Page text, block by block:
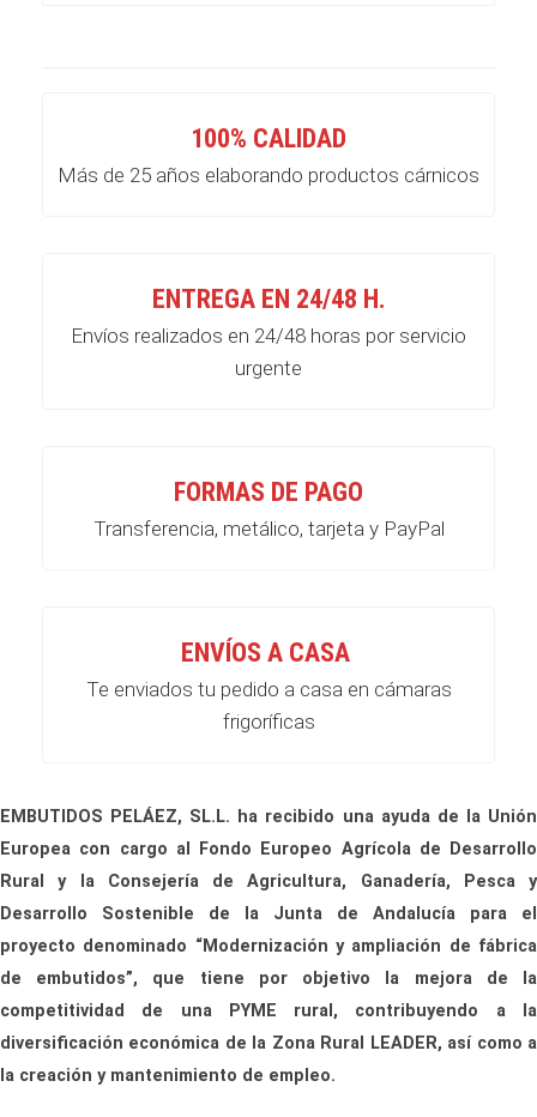
100% CALIDAD
Más de 25 años elaborando productos cárnicos
ENTREGA EN 24/48 H.
Envíos realizados en 24/48 horas por servicio
urgente
FORMAS DE PAGO
Transferencia, metálico, tarjeta y PayPal
ENVÍOS A CASA
Te enviados tu pedido a casa en cámaras
frigoríficas
EMBUTIDOS PELÁEZ, SL.L. ha recibido una ayuda de la Unión
Europea con cargo al Fondo Europeo Agrícola de Desarrollo
Rural y la Consejería de Agricultura, Ganadería, Pesca y
Desarrollo Sostenible de la Junta de Andalucía para el
proyecto denominado “Modernización y ampliación de fábrica
de embutidos”, que tiene por objetivo la mejora de la
competitividad de una PYME rural, contribuyendo a la
diversificación económica de la Zona Rural LEADER, así como a
la creación y mantenimiento de empleo.